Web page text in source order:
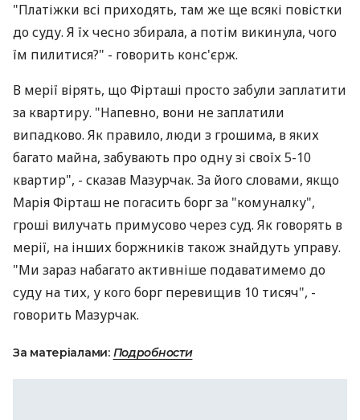
"Платіжки всі приходять, там же ще всякі повістки
до суду. Я їх чесно збирала, а потім викинула, чого
їм пилитися?" - говорить конс'єрж.
В мерії вірять, що Фірташі просто забули заплатити
за квартиру. "Напевно, вони не заплатили
випадково. Як правило, люди з грошима, в яких
багато майна, забувають про одну зі своїх 5-10
квартир", - сказав Мазурчак. За його словами, якщо
Марія Фірташ не погасить борг за "комуналку",
гроші вилучать примусово через суд. Як говорять в
мерії, на інших боржників також знайдуть управу.
"Ми зараз набагато активніше подаватимемо до
суду на тих, у кого борг перевищив 10 тисяч", -
говорить Мазурчак.
За матеріалами: Подробности